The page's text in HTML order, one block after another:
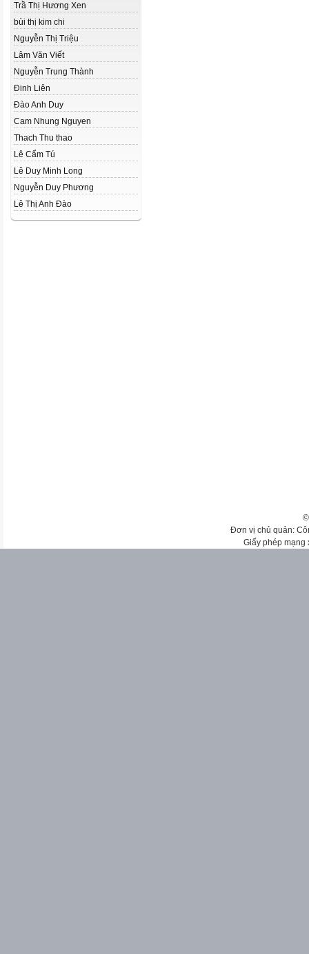
Trầ Thị Hương Xen
bùi thị kim chi
Nguyễn Thị Triệu
Lâm Văn Viết
Nguyễn Trung Thành
Đinh Liên
Đào Anh Duy
Cam Nhung Nguyen
Thach Thu thao
Lê Cẩm Tú
Lê Duy Minh Long
Nguyễn Duy Phương
Lê Thị Anh Đào
Đơn vị chủ quản:
Giấy phép mạng